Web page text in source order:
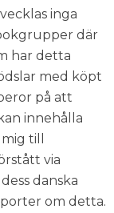
inga
där
har detta
med köpt
på att
innehålla
till
via
danska
om detta.